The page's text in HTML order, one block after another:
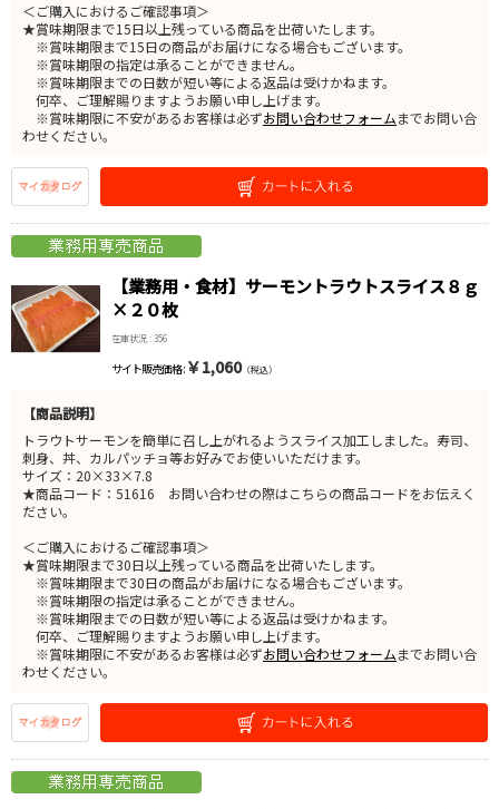
＜ご購入におけるご確認事項＞
★賞味期限まで15日以上残っている商品を出荷いたします。
※賞味期限まで15日の商品がお届けになる場合もございます。
※賞味期限の指定は承ることができません。
※賞味期限までの日数が短い等による返品は受けかねます。
何卒、ご理解賜りますようお願い申し上げます。
※賞味期限に不安があるお客様は必ずお問い合わせフォームまでお問い合
わせください。
【業務用・食材】サーモントラウトスライス８ｇ
×２０枚
在庫状況 : 356
サイト販売価格 : ￥1,060（税込）
【商品説明】
トラウトサーモンを簡単に召し上がれるようスライス加工しました。寿司、
刺身、丼、カルパッチョ等お好みでお使いいただけます。
サイズ：20×33×7.8
★商品コード：51616 お問い合わせの際はこちらの商品コードをお伝えく
ださい。
＜ご購入におけるご確認事項＞
★賞味期限まで30日以上残っている商品を出荷いたします。
※賞味期限まで30日の商品がお届けになる場合もございます。
※賞味期限の指定は承ることができません。
※賞味期限までの日数が短い等による返品は受けかねます。
何卒、ご理解賜りますようお願い申し上げます。
※賞味期限に不安があるお客様は必ずお問い合わせフォームまでお問い合
わせください。